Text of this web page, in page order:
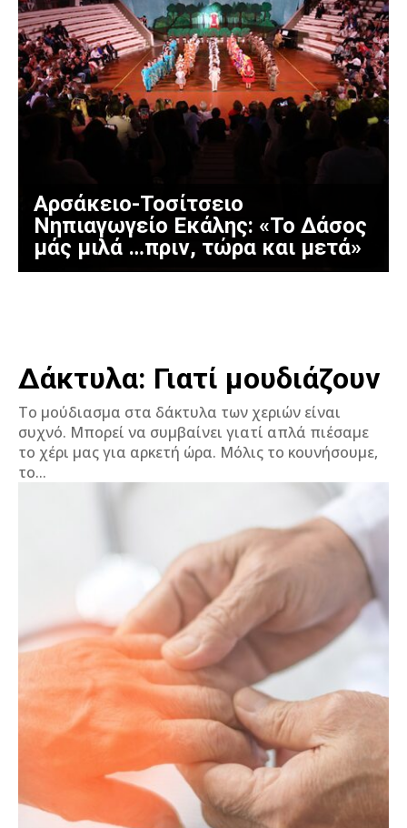
Αρσάκειο-Τοσίτσειο
Νηπιαγωγείο Εκάλης: «Το Δάσος
μάς μιλά …πριν, τώρα και μετά»
Δάκτυλα: Γιατί μουδιάζουν
Το μούδιασμα στα δάκτυλα των χεριών είναι
συχνό. Μπορεί να συμβαίνει γιατί απλά πιέσαμε
το χέρι μας για αρκετή ώρα. Μόλις το κουνήσουμε,
το...